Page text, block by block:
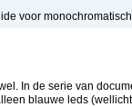
voor
In de serie van
blauwe leds